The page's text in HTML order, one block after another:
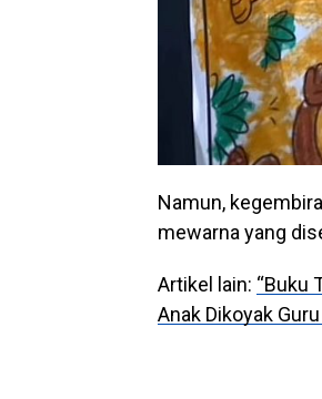
Namun,
mewarna yang
Artikel lain: “Buku
Anak Dikoyak